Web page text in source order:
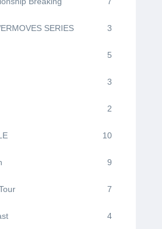
SERIES 3
5
3
2
10
9
7
4